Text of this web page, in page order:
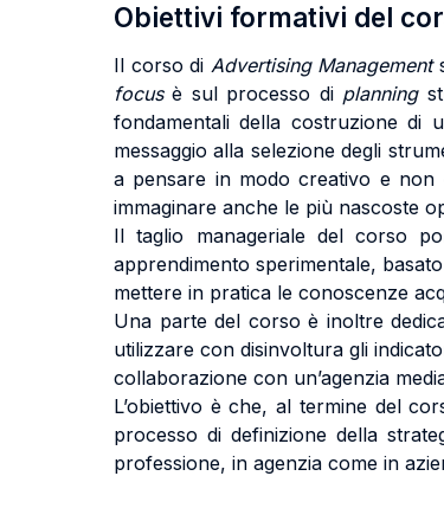
Obiettivi formativi del
Il corso di Advertising Management
focusè sul processo di planning
fondamentali della costruzione di
messaggio alla selezione degli
a pensare in modo creativo e non
immaginare anche le più nascoste
Il taglio manageriale del corso
apprendimento sperimentale,
mettere in pratica le conoscenze
Una parte del corso è inoltre
utilizzare con disinvoltura gli
collaborazione con un’agenzia
L’obiettivo è che, al termine del
processo di definizione della
professione, in agenzia come in